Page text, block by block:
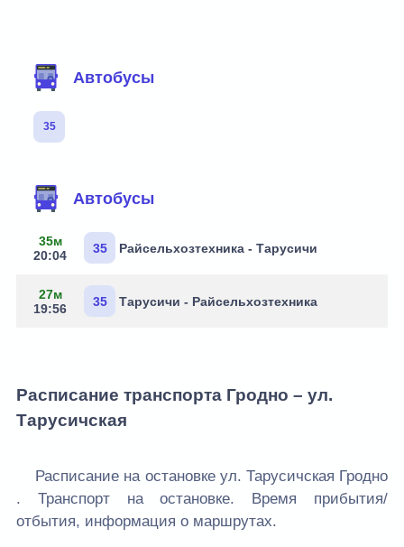
Автобусы
35
Автобусы
35м
20:04
35 Райсельхозтехника - Тарусичи
27м
19:56
35 Тарусичи - Райсельхозтехника
Расписание транспорта Гродно – ул.
Тарусичская
Расписание на остановке ул. Тарусичская Гродно
. Транспорт на остановке. Время прибытия/
отбытия, информация о маршрутах.